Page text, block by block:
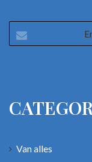
your
Van alles